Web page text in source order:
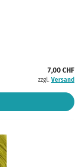
7,00 CHF
zzgl. Versand